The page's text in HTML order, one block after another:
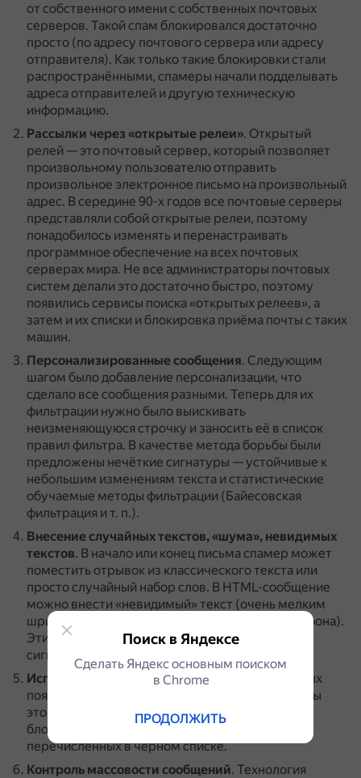
от собственного имени с собственных почтовых
серверов. Такой спам блокировался достаточно
просто (по адресу почтового сервера или адресу
отправителя). Как только такие блокировки стали
распространёнными, спамеры начали подделывать
адреса отправителей и другую техническую
информацию.
Рассылки через «открытые релеи». Открытый
релей — это почтовый сервер, который позволяет
произвольному пользователю отправить
произвольное электронное письмо на произвольный
адрес. В середине 90-х годов все почтовые серверы
представляли собой открытые релеи, поэтому
понадобилось изменять и перенастраивать
программное обеспечение на всех почтовых
серверах мира. Не все администраторы почтовых
систем делали это достаточно быстро, поэтому
появились сервисы поиска «открытых релеев», а
затем и их списки и блокировка приёма почты с таких
машин.
Персонализированные сообщения. Следующим
шагом было добавление персонализации, что
сделало все сообщения разными. Теперь для их
фильтрации нужно было выискивать
неизменяющуюся строчку и заносить её в список
правил фильтра. В качестве метода борьбы были
предложены нечёткие сигнатуры — устойчивые к
небольшим изменениям текста и статистические
обучаемые методы фильтрации (Байесовская
фильтрация и т. п.).
Внесение случайных текстов, «шума», невидимых
текстов. В начало или конец письма спамер может
поместить отрывок из классического текста или
просто случайный набор слов. В HTML-сообщение
можно внести «невидимый» текст (очень мелким
шрифтом или цветом, совпадающим с цветом фона).
Эти добавления затрудняют работу нечётких
сигнатур и статистических методов.
Использование чёрных списков
Одна из первых
появившихся антиспам-технологий.
Суть работы
этой технологии заключается в том, что она
блокирует почту, которая идёт с IP-серверов,
перечисленных в чёрном списке.
Контроль массовости сообщений. Технология
Поиск в Яндексе
Сделать Яндекс основным поиском
в Сhrome
ПРОДОЛЖИТЬ